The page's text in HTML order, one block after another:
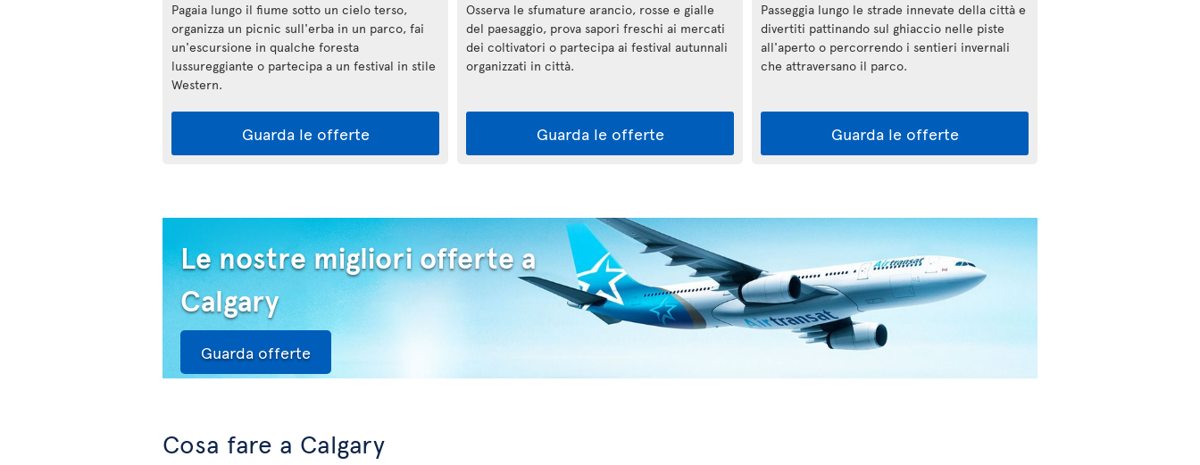
Pagaia lungo il fiume sotto un cielo terso,
organizza un picnic sull'erba in un parco, fai
un'escursione in qualche foresta
lussureggiante o partecipa a un festival in stile
Western.
Guarda le offerte
Osserva le sfumature arancio, rosse e gialle
del paesaggio, prova sapori freschi ai mercati
dei coltivatori o partecipa ai festival autunnali
organizzati in città.
Guarda le offerte
Passeggia lungo le strade innevate della città e
divertiti pattinando sul ghiaccio nelle piste
all'aperto o percorrendo i sentieri invernali
che attraversano il parco.
Guarda le offerte
Le nostre migliori offerte a
Calgary
Guarda offerte
Cosa fare a Calgary